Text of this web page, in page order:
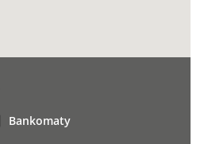
Bankomaty